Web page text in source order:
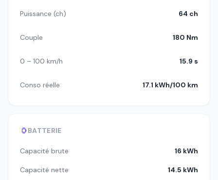
Puissance (ch) 64 ch
Couple 180 Nm
0 – 100 km/h 15.9 s
Conso réelle 17.1 kWh/100 km
BATTERIE
Capacité brute 16 kWh
Capacité nette 14.5 kWh